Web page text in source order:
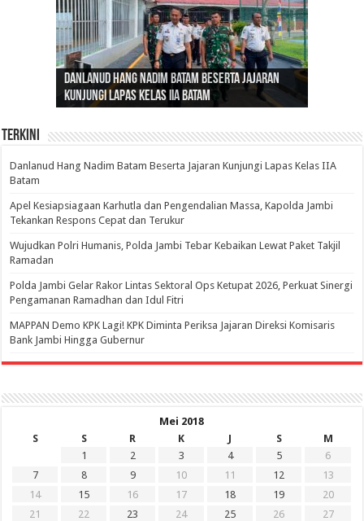
Danlanud Hang Nadim Batam Beserta Jajaran
Kunjungi Lapas Kelas IIA Batam
Silaturahmi dan Reses Komite I DPD RI di Polda
Jambi Bahas Sinergitas Penanganan Narkotika
Gubernur Al Haris: Lomba Cerdas Cermat Sarana
Edukasi Pembentukan Karakter Generasi
Penerus
Gubernur Al Haris Dorong Koperasi Merah Putih
Cepat Beroperasi Agar Bisa Layani Masyarakat
Penuhi Kebutuhannya
Sosok Fenomenal yang Menggetarkan
Nusantara: Ratu Wangsa, Wanita Berkelas
dengan Pengaruh Internasional
Terkini
Danlanud Hang Nadim Batam Beserta Jajaran Kunjungi Lapas Kelas IIA
Batam
Apel Kesiapsiagaan Karhutla dan Pengendalian Massa, Kapolda Jambi
Tekankan Respons Cepat dan Terukur
Wujudkan Polri Humanis, Polda Jambi Tebar Kebaikan Lewat Paket Takjil
Ramadan
Polda Jambi Gelar Rakor Lintas Sektoral Ops Ketupat 2026, Perkuat Sinergi
Pengamanan Ramadhan dan Idul Fitri
‎MAPPAN Demo KPK Lagi! KPK Diminta Periksa Jajaran Direksi Komisaris
Bank Jambi Hingga Gubernur ‎
Mei 2018
S
S R K J S
M
1
2 3 4 5
6
7
8 9 10 11 12
13
14
15 16 17 18 19
20
21
22 23 24 25 26
27